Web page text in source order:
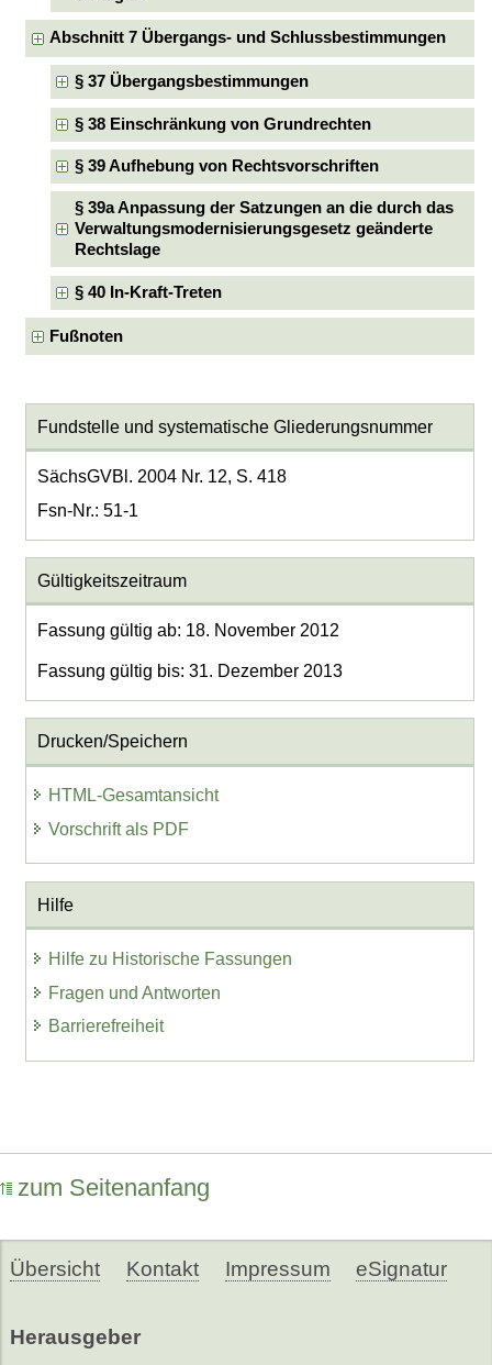
Abschnitt 7 Übergangs- und Schlussbestimmungen
§ 37 Übergangsbestimmungen
§ 38 Einschränkung von Grundrechten
§ 39 Aufhebung von Rechtsvorschriften
§ 39a Anpassung der Satzungen an die durch das
Verwaltungsmodernisierungsgesetz geänderte
Rechtslage
§ 40 In-Kraft-Treten
Fußnoten
Fundstelle und systematische Gliederungsnummer
SächsGVBl. 2004 Nr. 12, S. 418
Fsn-Nr.: 51-1
Gültigkeitszeitraum
Fassung gültig ab: 18. November 2012
Fassung gültig bis: 31. Dezember 2013
Drucken/Speichern
HTML-Gesamtansicht
Vorschrift als PDF
Hilfe
Hilfe zu Historische Fassungen
Fragen und Antworten
Barrierefreiheit
zum Seitenanfang
Übersicht Kontakt Impressum eSignatur
Herausgeber